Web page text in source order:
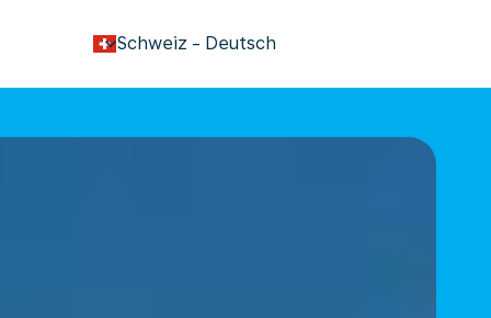
Schweiz - Deutsch
keyboard_arrow_down